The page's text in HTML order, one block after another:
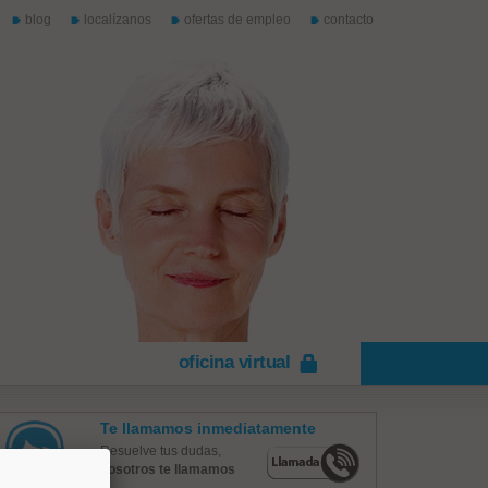
blog localízanos ofertas de empleo contacto
oficina virtual
Te llamamos inmediatamente
Resuelve tus dudas,
nosotros te llamamos